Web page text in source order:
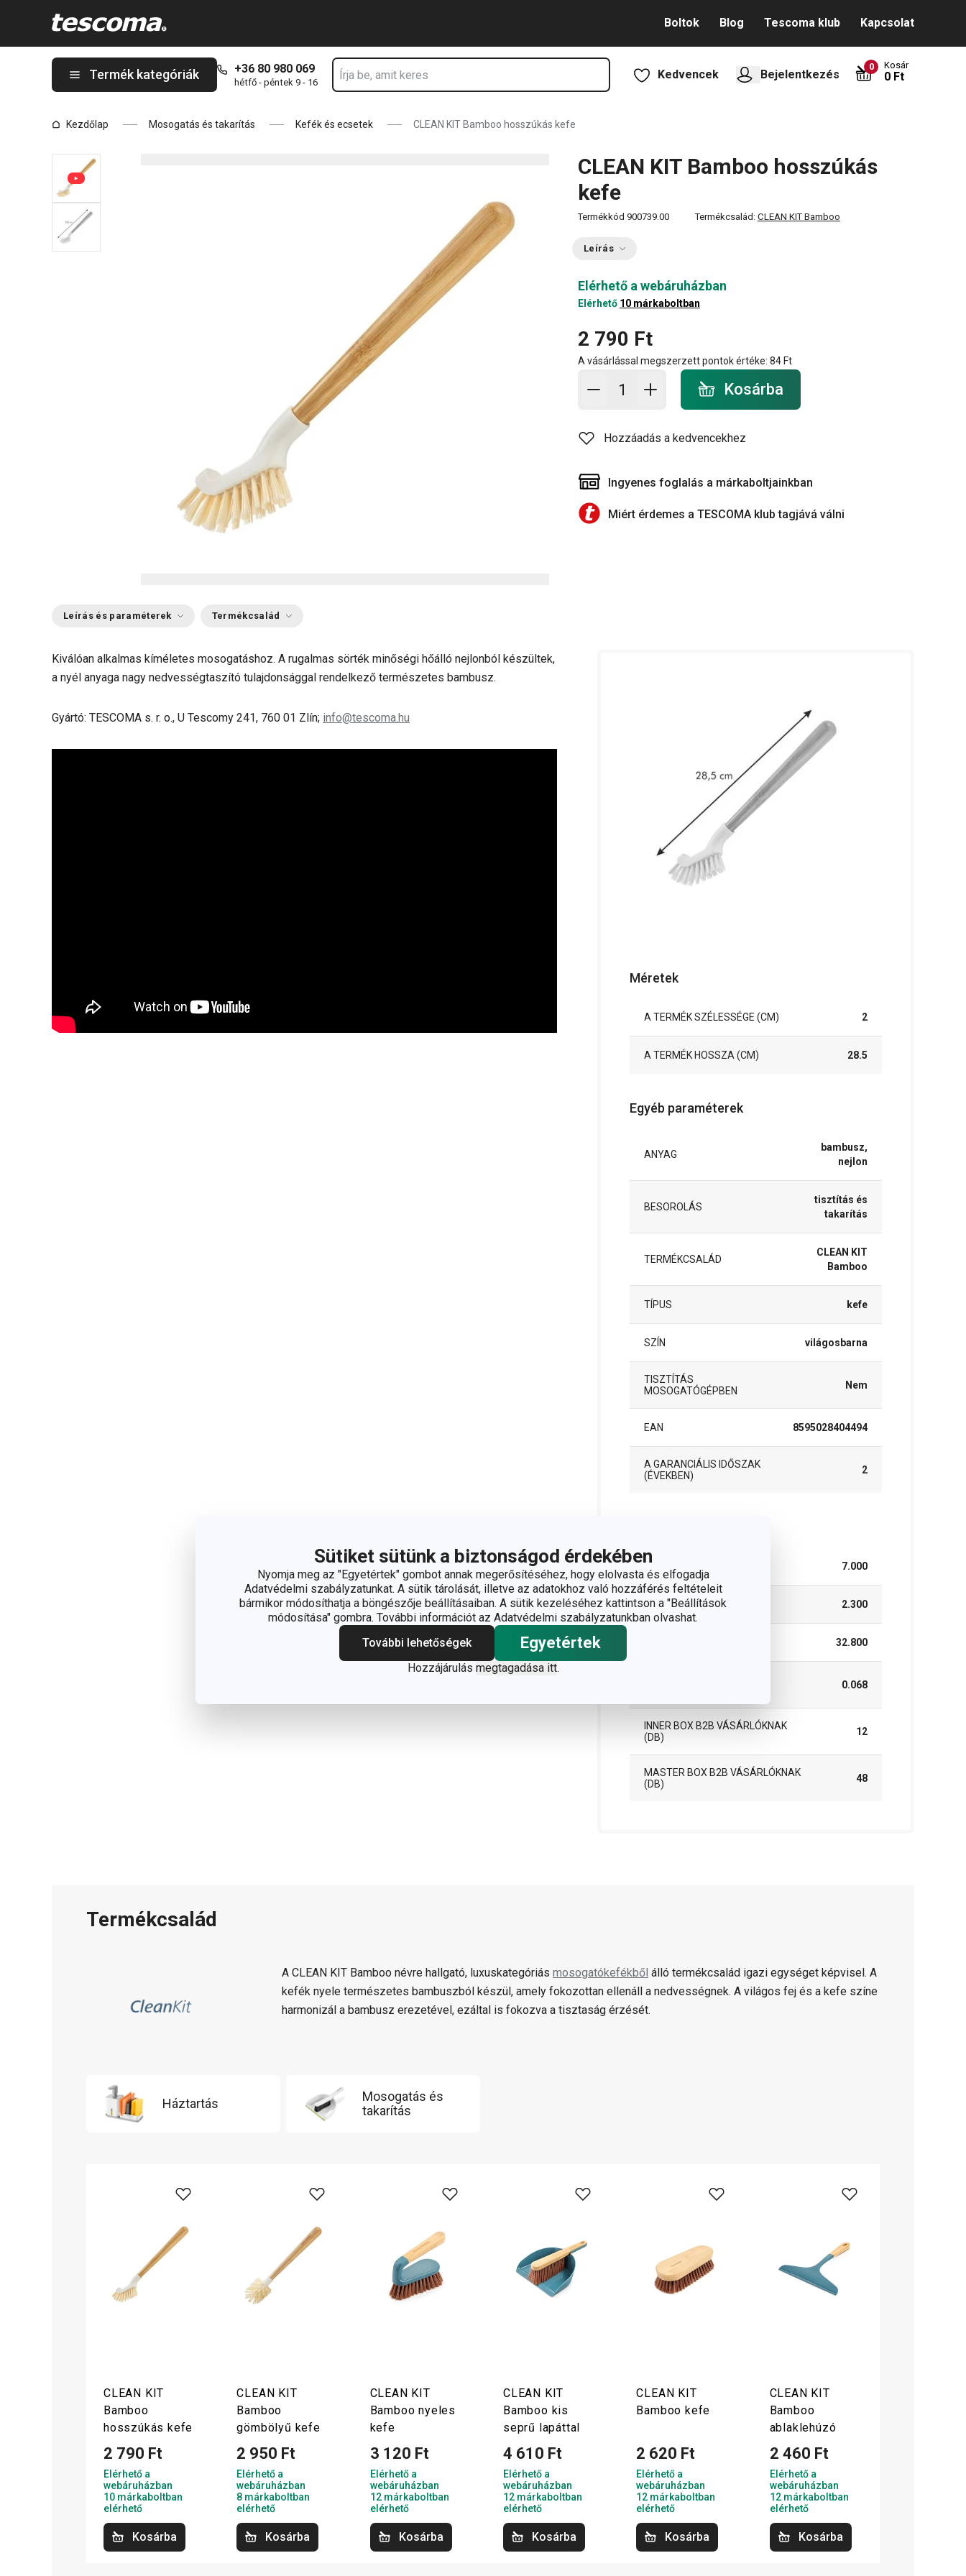
Sütiket sütünk a biztonságod érdekében
Nyomja meg az "Egyetértek" gombot annak megerősítéséhez, hogy elolvasta és elfogadja
Adatvédelmi szabályzatunkat. A sütik tárolását, illetve az adatokhoz való hozzáférés feltételeit
bármikor módosíthatja a böngészője beállításaiban. A sütik kezeléséhez kattintson a "Beállítások
módosítása" gombra. További információt az Adatvédelmi szabályzatunkban olvashat.
További lehetőségek
Egyetértek
Hozzájárulás megtagadása itt.
Boltok Blog Tescoma klub Kapcsolat
Termék kategóriák +36 80 980 069
hétfő - péntek 9 - 16
Kedvencek Bejelentkezés
0 Kosár
0 Ft
Kezdőlap Mosogatás és takarítás Kefék és ecsetek CLEAN KIT Bamboo hosszúkás kefe
CLEAN KIT Bamboo hosszúkás
kefe
Termékkód 900739.00 Termékcsalád: CLEAN KIT Bamboo
Leírás
Elérhető a webáruházban
Elérhető 10 márkaboltban
2 790 Ft
A vásárlással megszerzett pontok értéke: 84 Ft
Kosárba - mennyiség
Kosárba
Hozzáadás a kedvencekhez
Ingyenes foglalás a márkaboltjainkban
Miért érdemes a TESCOMA klub tagjává válni
Leírás és paraméterek Termékcsalád
Kiválóan alkalmas kíméletes mosogatáshoz. A rugalmas sörték minőségi hőálló nejlonból készültek,
a nyél anyaga nagy nedvességtaszító tulajdonsággal rendelkező természetes bambusz.
Gyártó: TESCOMA s. r. o., U Tescomy 241, 760 01 Zlín; info@tescoma.hu
Méretek
A TERMÉK SZÉLESSÉGE (CM) 2
A TERMÉK HOSSZA (CM) 28.5
Egyéb paraméterek
ANYAG
bambusz,
nejlon
BESOROLÁS
tisztítás és
takarítás
TERMÉKCSALÁD
CLEAN KIT
Bamboo
TÍPUS kefe
SZÍN világosbarna
TISZTÍTÁS
MOSOGATÓGÉPBEN
Nem
EAN 8595028404494
A GARANCIÁLIS IDŐSZAK
(ÉVEKBEN)
2
SZÉLESSÉG (CM) 7.000
MAGASSÁG (CM) 2.300
32.800
0.068
INNER BOX B2B VÁSÁRLÓKNAK
(DB)
12
MASTER BOX B2B VÁSÁRLÓKNAK
(DB)
48
Termékcsalád
A CLEAN KIT Bamboo névre hallgató, luxuskategóriás mosogatókefékből álló termékcsalád igazi egységet képvisel. A
kefék nyele természetes bambuszból készül, amely fokozottan ellenáll a nedvességnek. A világos fej és a kefe színe
harmonizál a bambusz erezetével, ezáltal is fokozva a tisztaság érzését.
Háztartás
Mosogatás és
takarítás
CLEAN KIT
Bamboo
hosszúkás kefe
2 790 Ft
Elérhető a
webáruházban
10 márkaboltban
elérhető
Kosárba
CLEAN KIT
Bamboo
gömbölyű kefe
2 950 Ft
Elérhető a
webáruházban
8 márkaboltban
elérhető
Kosárba
CLEAN KIT
Bamboo nyeles
kefe
3 120 Ft
Elérhető a
webáruházban
12 márkaboltban
elérhető
Kosárba
CLEAN KIT
Bamboo kis
seprű lapáttal
4 610 Ft
Elérhető a
webáruházban
12 márkaboltban
elérhető
Kosárba
CLEAN KIT
Bamboo kefe
2 620 Ft
Elérhető a
webáruházban
12 márkaboltban
elérhető
Kosárba
CLEAN KIT
Bamboo
ablaklehúzó
2 460 Ft
Elérhető a
webáruházban
12 márkaboltban
elérhető
Kosárba